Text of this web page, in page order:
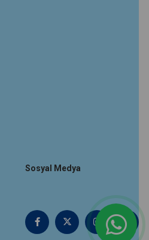
Sosyal Medya